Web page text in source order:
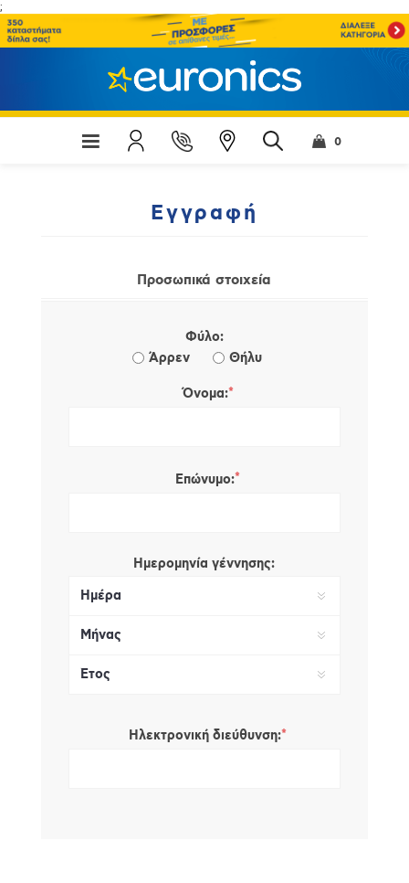
;
0
Εγγραφή
Προσωπικά στοιχεία
Φύλο:
Άρρεν
Θήλυ
Όνομα:*
Επώνυμο:*
Ημερομηνία γέννησης:
Ηλεκτρονική διεύθυνση:*